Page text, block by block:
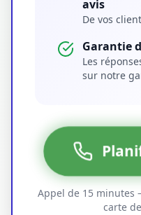
avis
De vos
Garantie
Les
sur notre
Appel de 15 minutes
carte